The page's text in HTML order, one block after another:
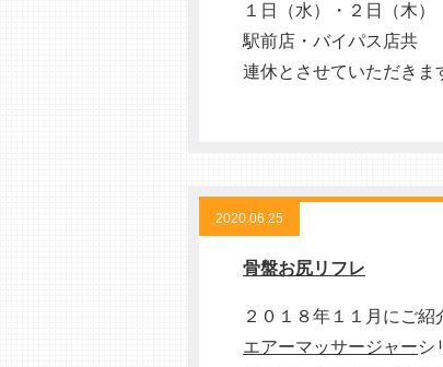
１日（水）・２日（木）
駅前店・バイパス店共
連休とさせていただきま
2020.06.25
骨盤お尻リフレ
２０１８年１１月にご
エアーマッサージャーシ